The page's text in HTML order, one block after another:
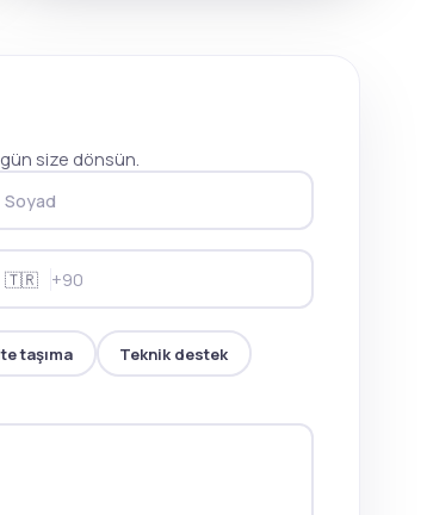
size dönsün.
🇹🇷
taşıma Teknik destek